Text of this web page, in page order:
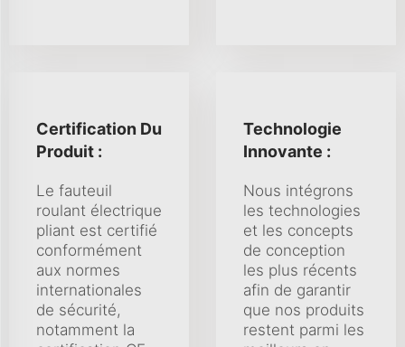
Certification Du
Produit :
Le fauteuil
roulant électrique
pliant est certifié
conformément
aux normes
internationales
de sécurité,
notamment la
Technologie
Innovante :
Nous intégrons
les technologies
et les concepts
de conception
les plus récents
afin de garantir
que nos produits
restent parmi les